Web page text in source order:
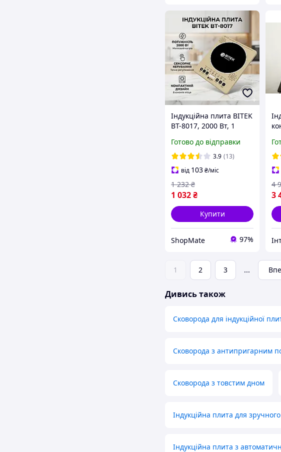
Індукційна плита BITEK
BT-8017, 2000 Вт, 1
компактна настільна
електроплита для кухні
Готово до відправки
3.9 (13)
від 103₴/міс
1 032₴
1 232 ₴
Купити
ShopMate 97%
3
4
1 2 3 ...
Дивись також
Сковорода для індукційної
Сковорода з антипригарним
Сковорода з товстим дном
Індукційна плита для
Індукційна плита з